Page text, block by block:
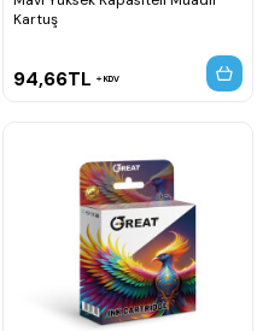
Kartuş
94,66TL KDV